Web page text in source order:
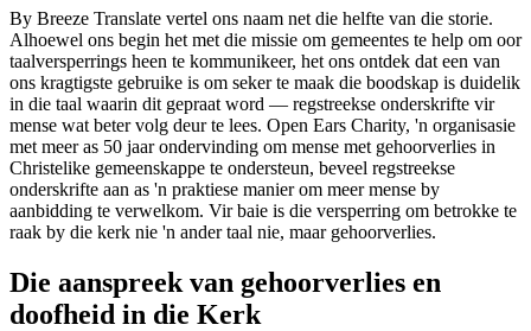
By Breeze Translate vertel ons naam net die helfte van die storie.
Alhoewel ons begin het met die missie om gemeentes te help om oor
taalversperrings heen te kommunikeer, het ons ontdek dat een van
ons kragtigste gebruike is om seker te maak die boodskap is duidelik
in die taal waarin dit gepraat word — regstreekse onderskrifte vir
mense wat beter volg deur te lees. Open Ears Charity, 'n organisasie
met meer as 50 jaar ondervinding om mense met gehoorverlies in
Christelike gemeenskappe te ondersteun, beveel regstreekse
onderskrifte aan as 'n praktiese manier om meer mense by
aanbidding te verwelkom. Vir baie is die versperring om betrokke te
raak by die kerk nie 'n ander taal nie, maar gehoorverlies.
Die aanspreek van gehoorverlies en
doofheid in die Kerk